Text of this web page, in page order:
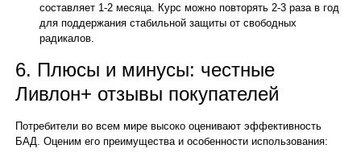
составляет 1-2 месяца. Курс можно повторять 2-3 раза в год
для поддержания стабильной защиты от свободных
радикалов.
6. Плюсы и минусы: честные
Ливлон+ отзывы покупателей
Потребители во всем мире высоко оценивают эффективность
БАД. Оценим его преимущества и особенности использования: